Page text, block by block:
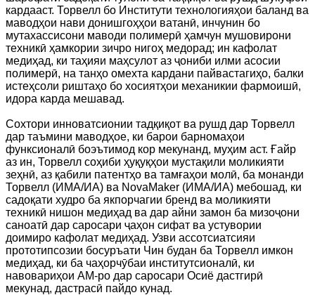
кардааст. Торвелл бо Институти технологияҳои баланд ва
маводҳои нави донишгоҳҳои ватанӣ, инчунин бо
мутахассисони маводи полимерӣ ҳамчун мушовирони
техникӣ ҳамкории зичро нигоҳ медорад; ин кафолат
медиҳад, ки таҳияи маҳсулот аз ҷониби илми асосии
полимерӣ, на танҳо омехта кардани пайвастагиҳо, балки
истеҳсоли риштаҳо бо хосиятҳои механикии фармоишӣ,
идора карда мешавад.
Сохтори инноватсионии тадқиқот ва рушд дар Торвелл
дар таъмини маводҳое, ки барои барномаҳои
функсионалӣ боэътимод кор мекунанд, муҳим аст. Ғайр
аз ин, Торвелл соҳиби ҳуқуқҳои мустақили моликияти
зеҳнӣ, аз қабили патентҳо ва тамғаҳои молӣ, ба монанди
Торвелл (ИМА/ИА) ва NovaMaker (ИМА/ИА) мебошад, ки
садоқати худро ба якпорчагии бренд ва моликияти
техникӣ нишон медиҳад ва дар айни замон ба мизоҷони
саноатӣ дар саросари ҷаҳон сифат ва устувории
доимиро кафолат медиҳад. Узви ассотсиатсияи
прототипсозии босуръати Чин будан ба Торвелл имкон
медиҳад, ки ба чаҳорчӯбаи институтсионалӣ, ки
навовариҳои AM-ро дар саросари Осиё дастгирӣ
мекунад, дастрасӣ пайдо кунад.